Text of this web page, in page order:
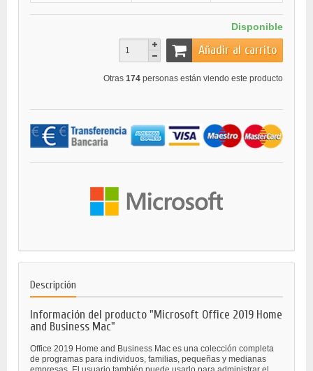
Disponible
Añadir al carrito
Otras 174 personas están viendo este producto
Descripción
Información del producto "Microsoft Office 2019 Home
and Business Mac"
Office 2019 Home and Business Mac es una colección completa
de programas para individuos, familias, pequeñas y medianas